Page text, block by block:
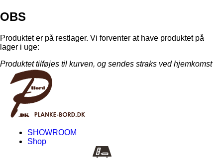
OBS
Produktet er på restlager. Vi forventer at have produktet på
lager i uge:
Produktet tilføjes til kurven, og sendes straks ved hjemkomst
SHOWROOM
Shop